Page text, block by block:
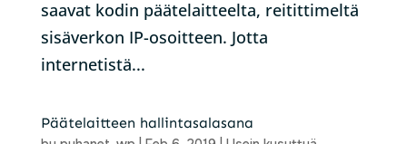
saavat kodin päätelaitteelta, reitittimeltä
sisäverkon IP-osoitteen. Jotta
internetistä...
Päätelaitteen hallintasalasana